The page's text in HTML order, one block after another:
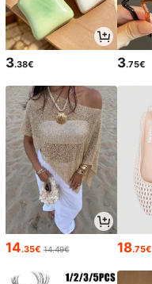
3.38€ 3.75€
14.35€ 14.49€ 18.75€